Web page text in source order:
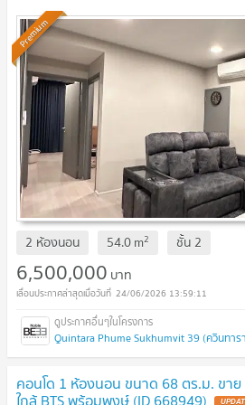
Premium
2 ห้องนอน 54.0m2 ชั้น 2
6,500,000 บาท
24/06/2026 13:59:11
Quintara Phume Sukhumvit 39 (ควินทา
คอนโด 1 ห้องนอน ขนาด 68 ตร.ม. ขา
ใกล้ BTS พร้อมพงษ์ (ID 668949)